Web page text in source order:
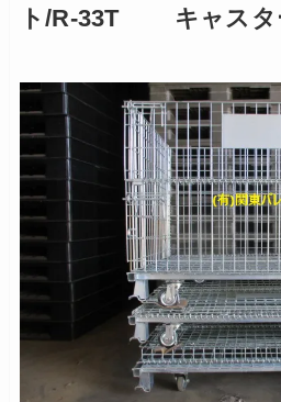
ト/R-33T キャス